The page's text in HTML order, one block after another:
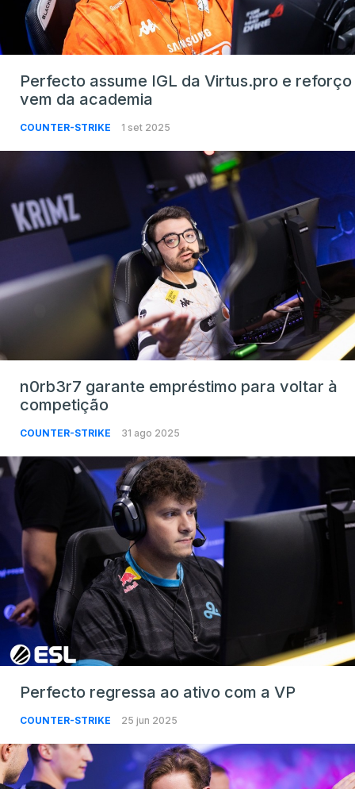
Perfecto assume IGL da Virtus.pro e reforço
vem da academia
COUNTER-STRIKE 1 set 2025
n0rb3r7 garante empréstimo para voltar à
competição
COUNTER-STRIKE 31 ago 2025
Perfecto regressa ao ativo com a VP
COUNTER-STRIKE 25 jun 2025